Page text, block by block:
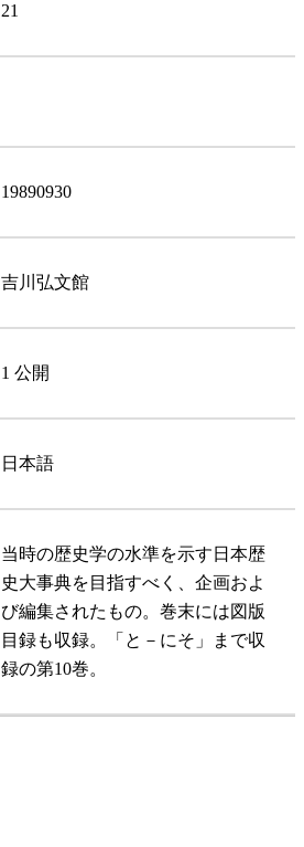
21
19890930
吉川弘文館
1 公開
日本語
当時の歴史学の水準を示す日本歴
史大事典を目指すべく、企画およ
び編集されたもの。巻末には図版
目録も収録。「と－にそ」まで収
録の第10巻。